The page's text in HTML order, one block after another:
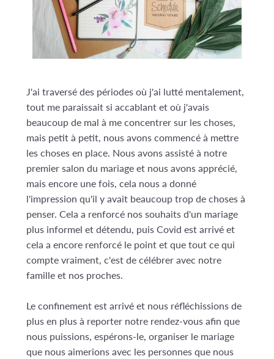
J'ai traversé des périodes où j'ai lutté mentalement,
tout me paraissait si accablant et où j'avais
beaucoup de mal à me concentrer sur les choses,
mais petit à petit, nous avons commencé à mettre
les choses en place. Nous avons assisté à notre
premier salon du mariage et nous avons apprécié,
mais encore une fois, cela nous a donné
l'impression qu'il y avait beaucoup trop de choses à
penser. Cela a renforcé nos souhaits d'un mariage
plus informel et détendu, puis Covid est arrivé et
cela a encore renforcé le point et que tout ce qui
compte vraiment, c'est de célébrer avec notre
famille et nos proches.
Le confinement est arrivé et nous réfléchissions de
plus en plus à reporter notre rendez-vous afin que
nous puissions, espérons-le, organiser le mariage
que nous aimerions avec les personnes que nous